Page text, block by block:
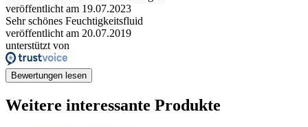
veröffentlicht am 19.07.2023
Sehr schönes Feuchtigkeitsfluid
veröffentlicht am 20.07.2019
unterstützt von
Bewertungen lesen
Weitere interessante Produkte